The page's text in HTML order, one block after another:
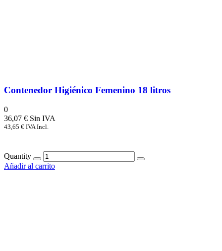
Contenedor Higiénico Femenino 18 litros
0
36,07 €
43,65 € IVA Incl.
Quantity
Añadir al carrito